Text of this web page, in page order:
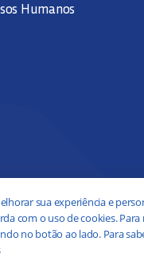
Humanos
sua experiência e
com o uso de cookies.
no botão ao lado. Para